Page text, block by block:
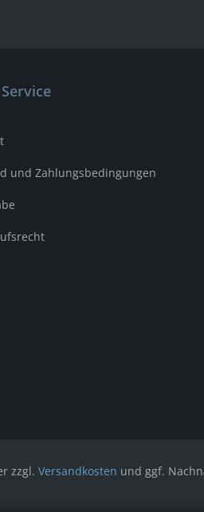
und Zahlungsbedingungen
zzgl. Versandkosten und ggf.